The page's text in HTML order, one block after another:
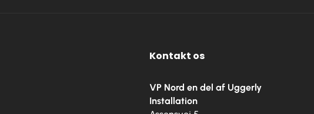
Kontakt os
VP Nord en del af Uggerly
Installation